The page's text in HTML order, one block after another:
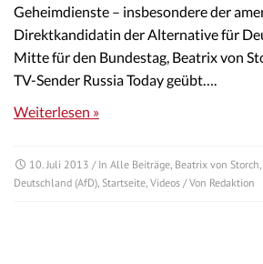
Geheimdienste – insbesondere der
Direktkandidatin der Alternative für
Mitte für den Bundestag, Beatrix von
TV-Sender Russia Today geübt….
Weiterlesen »
10. Juli 2013 / In Alle Beiträge, Beatrix von Storch,
Deutschland (AfD), Startseite, Videos / Von Redaktion